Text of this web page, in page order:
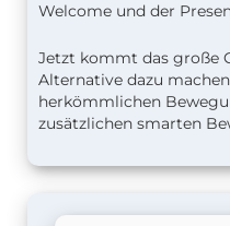
Welcome und der
Jetzt kommt das große
Alternative dazu
herkömmlichen
zusätzlichen smarten